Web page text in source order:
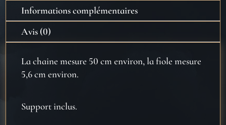
Informations complémentaires
Avis (0)
La chaine mesure 50 cm environ, la fiole mesure
5,6 cm environ.
Support inclus.